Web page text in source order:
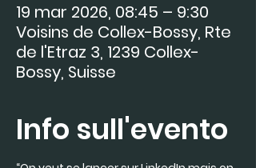
19 mar 2026, 08:45 – 9:30
Voisins de Collex-Bossy, Rte
de l'Etraz 3, 1239 Collex-
Bossy, Suisse
Info sull'evento